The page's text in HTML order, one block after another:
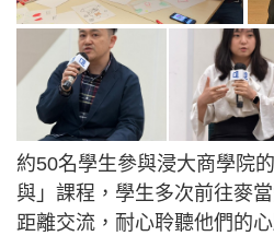
約50名學生參與浸大商學院
與」課程，學生多次前往麥
距離交流，耐心聆聽他們的